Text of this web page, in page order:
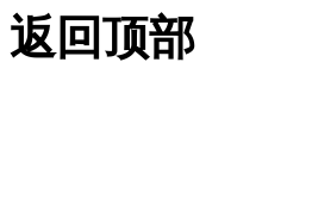
返回顶部